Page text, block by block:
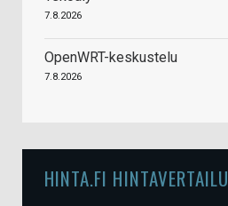
7.8.2026
OpenWRT-keskustelu
7.8.2026
HINTA.FI HINTAVERTAILU